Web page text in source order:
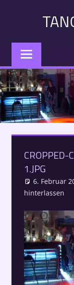
Tango
Veranstaltungen,
Kurse,
Konzerte
–
einen
Blick
CROPPED-
1.JPG
6. Februar
hinterlassen